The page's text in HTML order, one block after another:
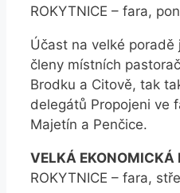
ROKYTNICE – fara,
Účast na velké poradě
členy místních
Brodku a Citově, tak
delegátů Propojeni ve
Majetín a Penčice.
VELKÁ EKONOMICKÁ
ROKYTNICE – fara,